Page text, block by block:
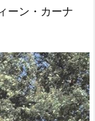
ーン・カーナ